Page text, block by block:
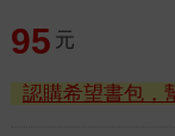
95 元
認購希望書包，